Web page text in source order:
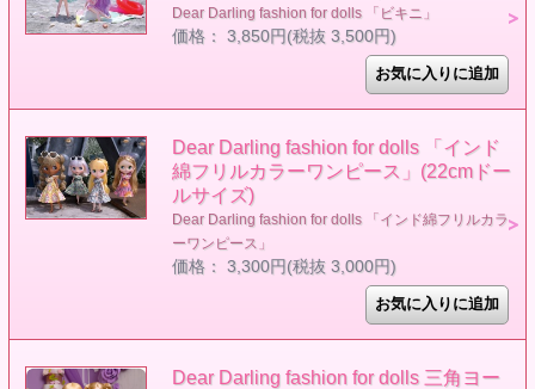
Dear Darling fashion for dolls 「ビキニ」
価格： 3,850円(税抜 3,500円)
Dear Darling fashion for dolls 「インド
綿フリルカラーワンピース」(22cmドー
ルサイズ)
Dear Darling fashion for dolls 「インド綿フリルカラ
ーワンピース」
価格： 3,300円(税抜 3,000円)
Dear Darling fashion for dolls 三角ヨー